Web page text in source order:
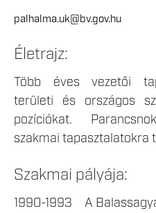
palhalma.uk@bv.gov.hu
Életrajz:
Több éves vezetői
területi és országos
pozíciókat.
szakmai tapasztalatokra
Szakmai pályája:
1990-1993 A